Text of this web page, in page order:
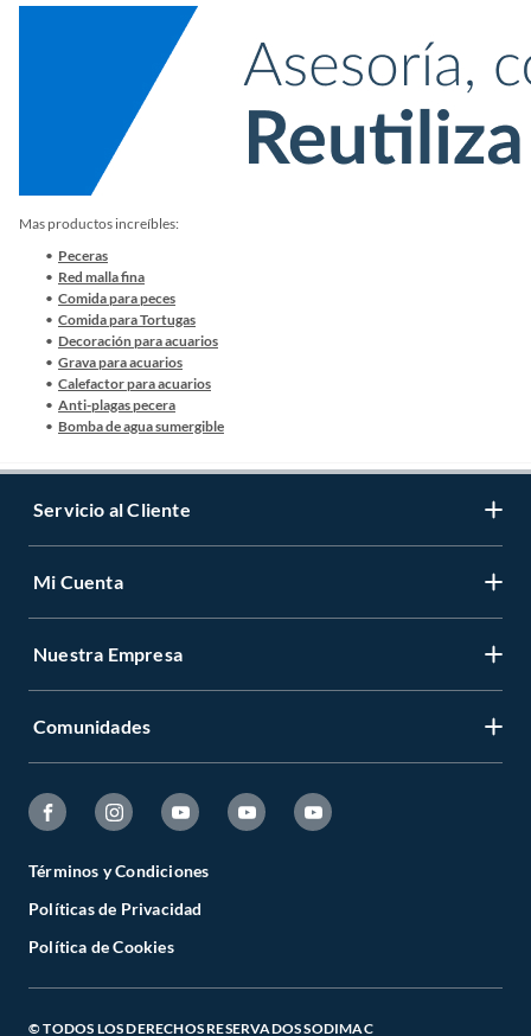
Mas productos increíbles:
Peceras
Red malla fina
Comida para peces
Comida para Tortugas
Decoración para acuarios
Grava para acuarios
Calefactor para acuarios
Anti-plagas pecera
Bomba de agua sumergible
Servicio al Cliente
Mi Cuenta
Nuestra Empresa
Comunidades
Términos y Condiciones
Políticas de Privacidad
Política de Cookies
© TODOS LOS DERECHOS RESERVADOS SODIMAC